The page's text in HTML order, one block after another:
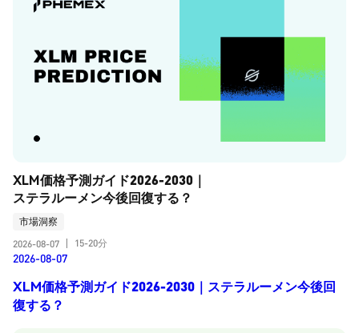
XLM価格予測ガイド2026-2030｜
ステラルーメン今後回復する？
市場洞察
2026-08-07
15-20分
2026-08-07
XLM価格予測ガイド2026-2030｜ステラルーメン今後回
復する？